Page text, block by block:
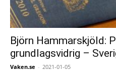
Björn Hammarskjöld:
grundlagsvidrig –
Vaken.se - 2021-01-05